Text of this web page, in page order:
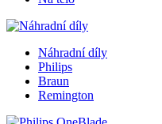
Náhradní díly
Philips
Braun
Remington